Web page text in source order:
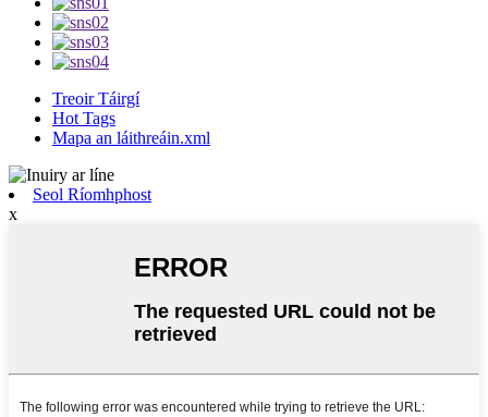
Treoir Táirgí
Hot Tags
Mapa an láithreáin.xml
Seol Ríomhphost
x